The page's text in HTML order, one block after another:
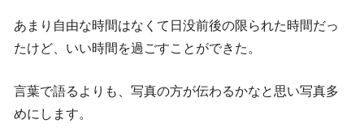
あまり自由な時間はなくて日没前後の限られた時間だっ
たけど、いい時間を過ごすことができた。
言葉で語るよりも、写真の方が伝わるかなと思い写真多
めにします。